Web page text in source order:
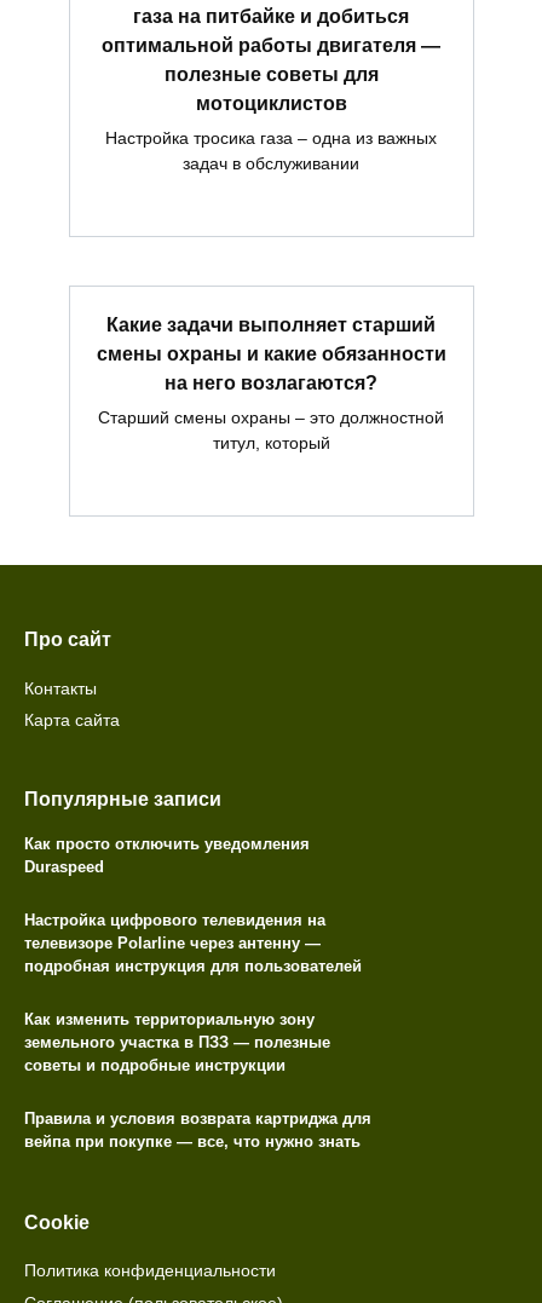
газа на питбайке и добиться
оптимальной работы двигателя —
полезные советы для
мотоциклистов
Настройка тросика газа – одна из важных
задач в обслуживании
Какие задачи выполняет старший
смены охраны и какие обязанности
на него возлагаются?
Старший смены охраны – это должностной
титул, который
Про сайт
Контакты
Карта сайта
Популярные записи
Как просто отключить уведомления
Duraspeed
Настройка цифрового телевидения на
телевизоре Polarline через антенну —
подробная инструкция для пользователей
Как изменить территориальную зону
земельного участка в ПЗЗ — полезные
советы и подробные инструкции
Правила и условия возврата картриджа для
вейпа при покупке — все, что нужно знать
Cookie
Политика конфиденциальности